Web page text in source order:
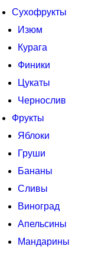
Сухофрукты
Изюм
Курага
Финики
Цукаты
Чернослив
Фрукты
Яблоки
Груши
Бананы
Сливы
Виноград
Апельсины
Мандарины